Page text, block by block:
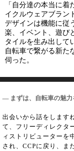
「自分達の本当に
イクルウェアブラン
デザインは機能に従
楽、イベント、遊び
タイルを生み出して
自転車で繋がる新た
伺った。
― まずは、自転車の魅力
出会いから話をします
て、フリーディレクタ
ィストリビューターを
され、CCPに戻り、ま